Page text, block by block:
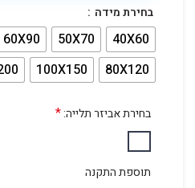
בחירת מידה
40X60
50X70
60X90
80X120
100X150
בחירת אביזר תלייה:*
תוספת התקנה